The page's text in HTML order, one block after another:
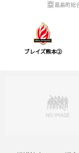
ブレイズ熊本②
嘉島町総